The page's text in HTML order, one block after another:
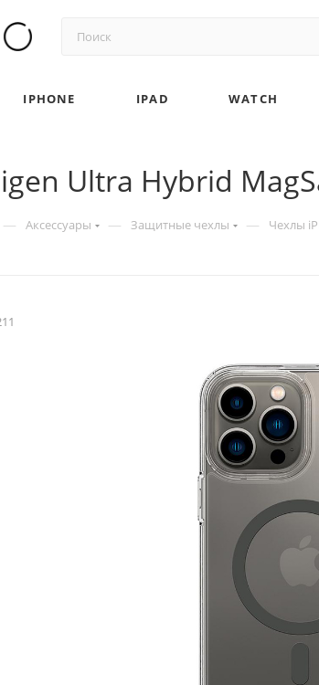
IPHONE IPAD WATCH
Ultra Hybrid
— Аксессуары — Защитные чехлы — Чехлы